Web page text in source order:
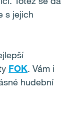
s jejich
FOK. Vám i
hudební